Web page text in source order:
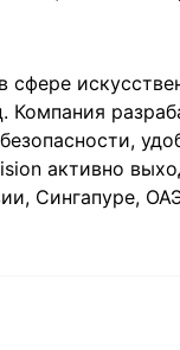
Компания
активно
Сингапуре,